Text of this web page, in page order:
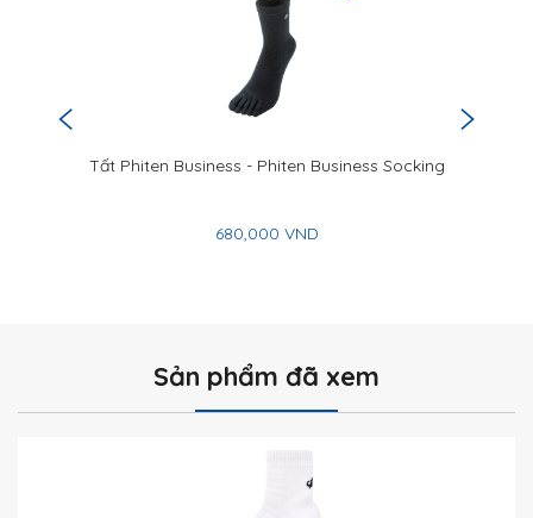
Tất Phiten Business - Phiten Business Socking
680,000 VND
Sản phẩm đã xem